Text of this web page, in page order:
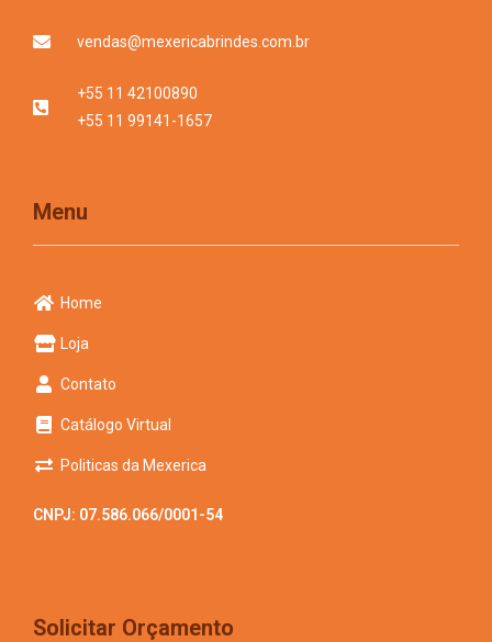
vendas@mexericabrindes.com.br
+55 11 42100890
+55 11 99141-1657
Menu
Home
Loja
Contato
Catálogo Virtual
Politicas da Mexerica
CNPJ: 07.586.066/0001-54
Solicitar Orçamento